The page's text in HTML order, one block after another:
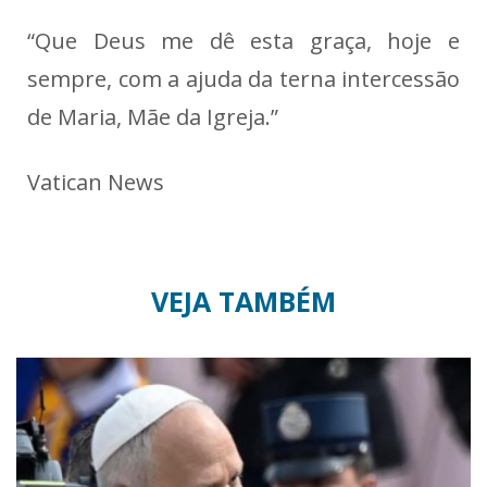
“Que Deus me dê esta graça, hoje e
sempre, com a ajuda da terna intercessão
de Maria, Mãe da Igreja.”
Vatican News
VEJA TAMBÉM